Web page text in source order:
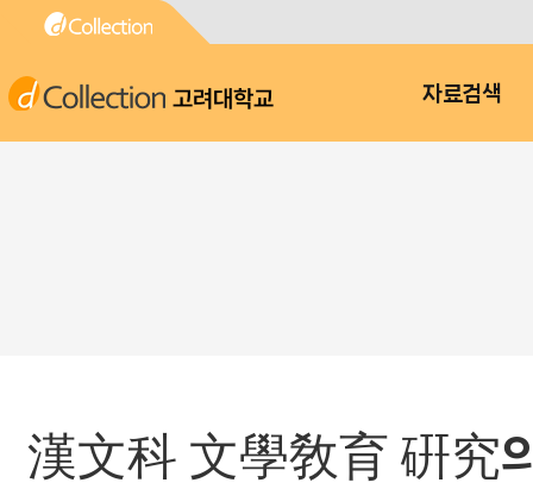
고려대학교 자료검색
漢文科 文學敎育 硏究